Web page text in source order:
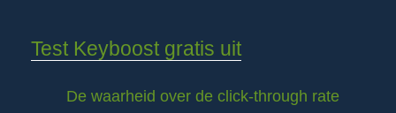
Test Keyboost gratis uit
De waarheid over de click-through rate